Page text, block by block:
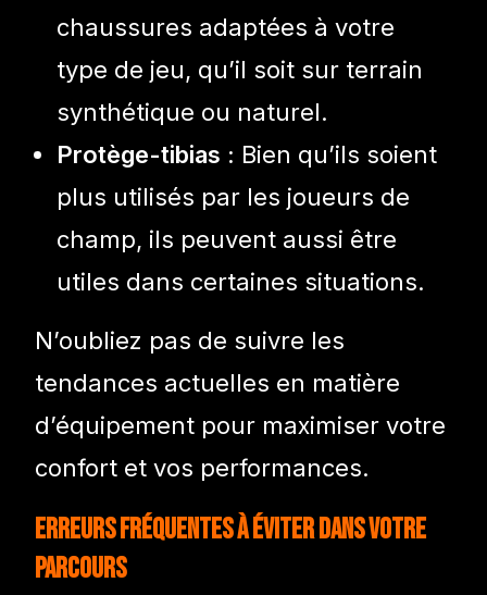
chaussures adaptées à votre
type de jeu, qu’il soit sur terrain
synthétique ou naturel.
Protège-tibias : Bien qu’ils soient
plus utilisés par les joueurs de
champ, ils peuvent aussi être
utiles dans certaines situations.
N’oubliez pas de suivre les
tendances actuelles en matière
d’équipement pour maximiser votre
confort et vos performances.
Erreurs fréquentes à éviter dans votre
parcours